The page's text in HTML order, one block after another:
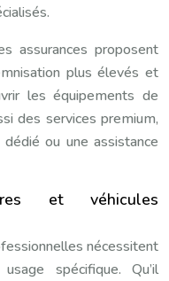
assurances proposent
plus élevés et
les équipements de
des services premium,
ou une assistance
et véhicules
nécessitent
spécifique. Qu’il